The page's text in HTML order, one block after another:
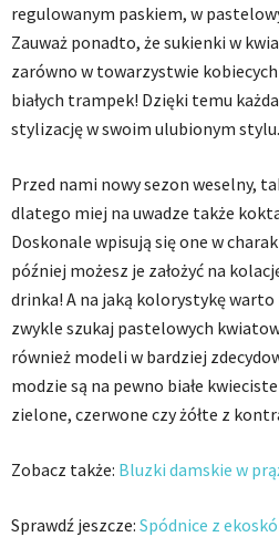
regulowanym paskiem, w
Zauważ ponadto, że sukienki w
zarówno w towarzystwie kobiecych
białych trampek! Dzięki temu
stylizację w swoim ulubionym stylu.
Przed nami nowy sezon weselny,
dlatego miej na uwadze także
Doskonale wpisują się one w
później możesz je założyć na
drinka! A na jaką kolorystykę
zwykle szukaj pastelowych
również modeli w bardziej
modzie są na pewno białe
zielone, czerwone czy żółte z
Zobacz także: Bluzki damskie w
Sprawdź jeszcze: Spódnice z